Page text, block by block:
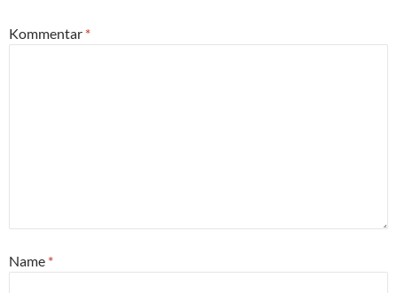
Kommentar *
Name *